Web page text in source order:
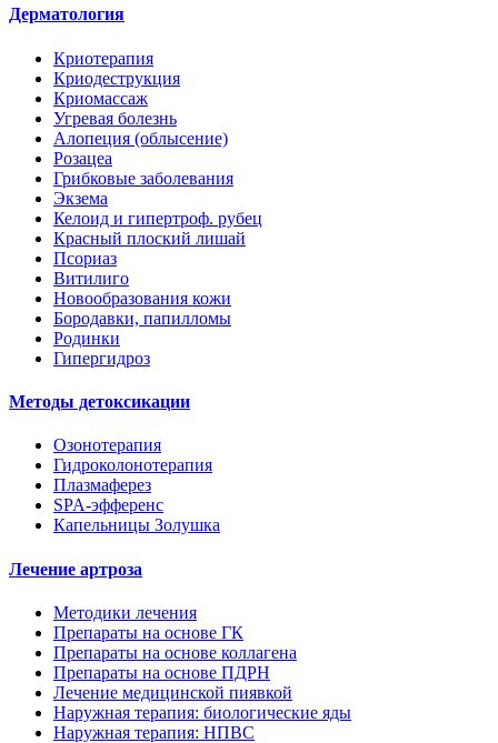
Дерматология
Криотерапия
Криодеструкция
Криомассаж
Угревая болезнь
Алопеция (облысение)
Розацеа
Грибковые заболевания
Экзема
Келоид и гипертроф. рубец
Красный плоский лишай
Псориаз
Витилиго
Новообразования кожи
Бородавки, папилломы
Родинки
Гипергидроз
Методы детоксикации
Озонотерапия
Гидроколонотерапия
Плазмаферез
SPA-эфференс
Капельницы Золушка
Лечение артроза
Методики лечения
Препараты на основе ГК
Препараты на основе коллагена
Препараты на основе ПДРН
Лечение медицинской пиявкой
Наружная терапия: биологические яды
Наружная терапия: НПВС